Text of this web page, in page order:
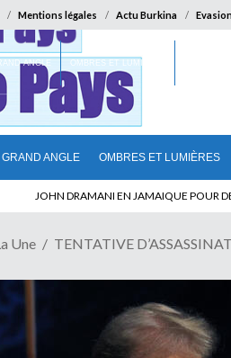
Mentions légales Actu Burkina
GRAND ANGLE OMBRES ET LUMIÈRES
ANGLE OMBRES ET LUMIÈRES
JOHN DRAMANI EN JAMAIQUE
ELECTION DE TALON A LA TETE DU
Une TENTATIVE